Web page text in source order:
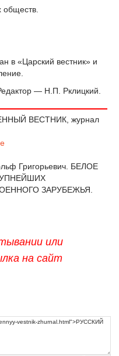
в «Царский вестник» и
— Н.П. Рклицкий.
ВЕСТНИК, журнал
Григорьевич. БЕЛОЕ
ЗАРУБЕЖЬЯ.
или
на сайт